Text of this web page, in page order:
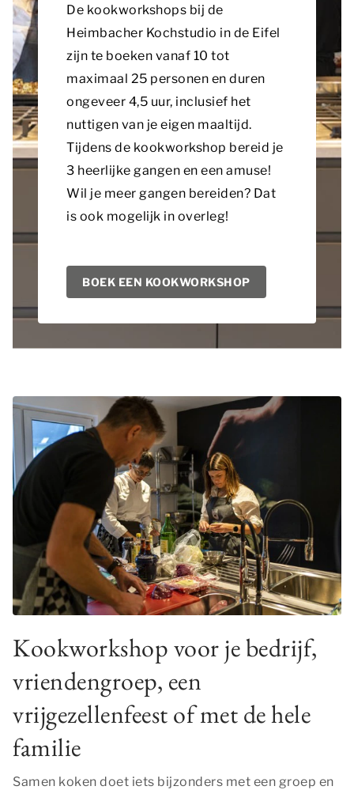
De kookworkshops bij de
Heimbacher Kochstudio in de Eifel
zijn te boeken vanaf 10 tot
maximaal 25 personen en duren
ongeveer 4,5 uur, inclusief het
nuttigen van je eigen maaltijd.
Tijdens de kookworkshop bereid je
3 heerlijke gangen en een amuse!
Wil je meer gangen bereiden? Dat
is ook mogelijk in overleg!
BOEK EEN KOOKWORKSHOP
Kookworkshop voor je bedrijf,
vriendengroep, een
vrijgezellenfeest of met de hele
familie
Samen koken doet iets bijzonders met een groep en